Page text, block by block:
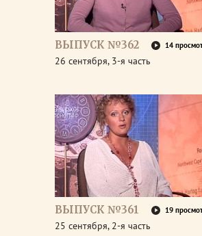
ВЫПУСК №362 14
26 сентября, 3-я часть
ВЫПУСК №361 19
25 сентября, 2-я часть